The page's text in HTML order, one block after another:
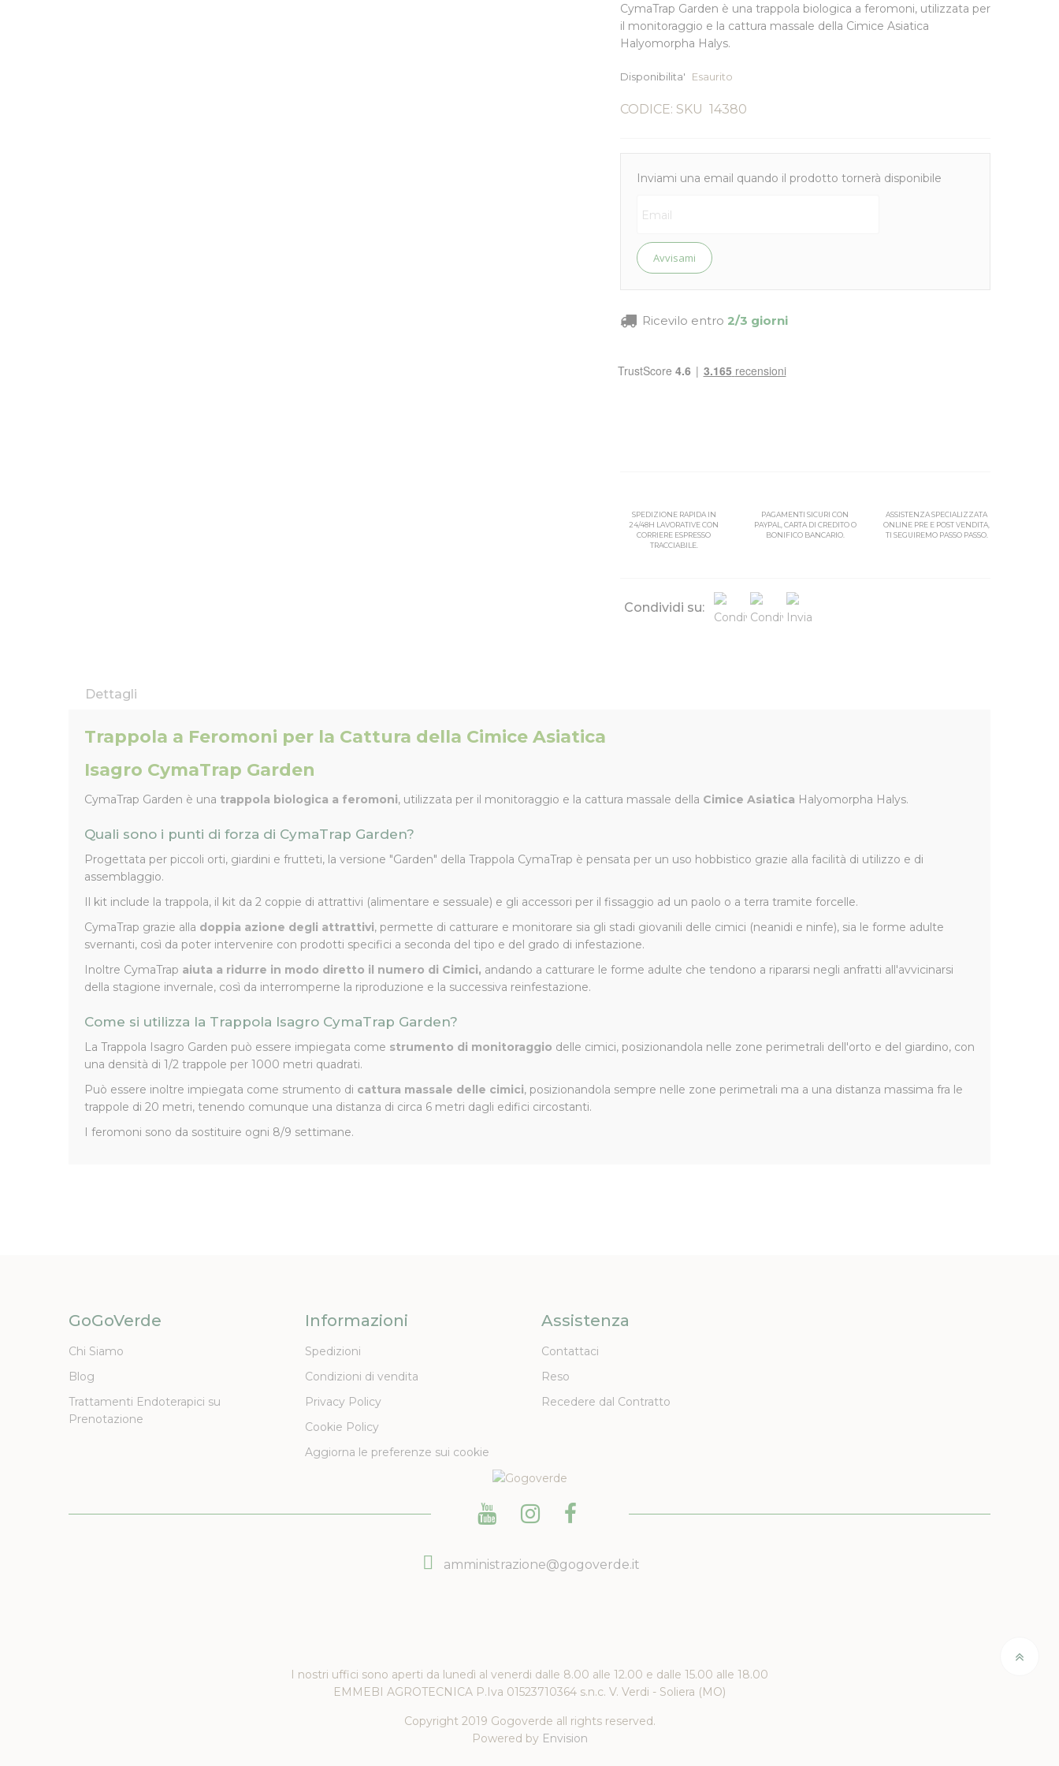
CymaTrap Garden è una trappola biologica a feromoni, utilizzata per
il monitoraggio e la cattura massale della Cimice Asiatica
Halyomorpha Halys.
Disponibilita' Esaurito
CODICE: SKU 14380
Inviami una email quando il prodotto tornerà disponibile
Avvisami
Ricevilo entro 2/3 giorni
SPEDIZIONE RAPIDA IN
24/48H LAVORATIVE CON
CORRIERE ESPRESSO
TRACCIABILE.
PAGAMENTI SICURI CON
PAYPAL, CARTA DI CREDITO O
BONIFICO BANCARIO.
ASSISTENZA SPECIALIZZATA
ONLINE PRE E POST VENDITA,
TI SEGUIREMO PASSO PASSO.
Condividi su:
Dettagli
Trappola a Feromoni per la Cattura della Cimice Asiatica
Isagro CymaTrap Garden
CymaTrap Garden è una trappola biologica a feromoni, utilizzata per il monitoraggio e la cattura massale della Cimice Asiatica Halyomorpha Halys.
Quali sono i punti di forza di CymaTrap Garden?
Progettata per piccoli orti, giardini e frutteti, la versione "Garden" della Trappola CymaTrap è pensata per un uso hobbistico grazie alla facilità di utilizzo e di
assemblaggio.
Il kit include la trappola, il kit da 2 coppie di attrattivi (alimentare e sessuale) e gli accessori per il fissaggio ad un paolo o a terra tramite forcelle.
CymaTrap grazie alla doppia azione degli attrattivi, permette di catturare e monitorare sia gli stadi giovanili delle cimici (neanidi e ninfe), sia le forme adulte
svernanti, così da poter intervenire con prodotti specifici a seconda del tipo e del grado di infestazione.
Inoltre CymaTrap aiuta a ridurre in modo diretto il numero di Cimici, andando a catturare le forme adulte che tendono a ripararsi negli anfratti all'avvicinarsi
della stagione invernale, così da interromperne la riproduzione e la successiva reinfestazione.
Come si utilizza la Trappola Isagro CymaTrap Garden?
La Trappola Isagro Garden può essere impiegata come strumento di monitoraggio delle cimici, posizionandola nelle zone perimetrali dell'orto e del giardino, con
una densità di 1/2 trappole per 1000 metri quadrati.
Può essere inoltre impiegata come strumento di cattura massale delle cimici, posizionandola sempre nelle zone perimetrali ma a una distanza massima fra le
trappole di 20 metri, tenendo comunque una distanza di circa 6 metri dagli edifici circostanti.
I feromoni sono da sostituire ogni 8/9 settimane.
GoGoVerde
Chi Siamo
Blog
Trattamenti Endoterapici su
Prenotazione
Informazioni
Spedizioni
Condizioni di vendita
Privacy Policy
Cookie Policy
Aggiorna le preferenze sui cookie
Assistenza
Contattaci
Reso
Recedere dal Contratto
amministrazione@gogoverde.it
I nostri uffici sono aperti da lunedì al venerdi dalle 8.00 alle 12.00 e dalle 15.00 alle 18.00
EMMEBI AGROTECNICA P.Iva 01523710364 s.n.c. V. Verdi - Soliera (MO)
Copyright 2019 Gogoverde all rights reserved.
Powered by Envision